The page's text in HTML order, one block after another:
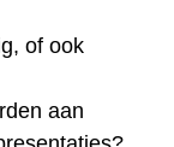
of ook
aan